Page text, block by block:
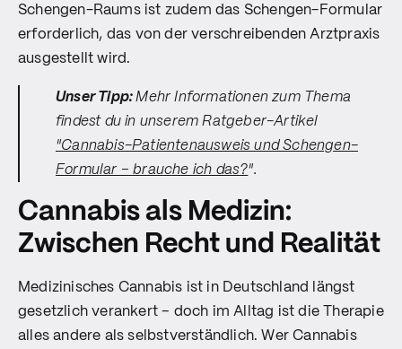
Schengen-Raums ist zudem das Schengen-Formular
erforderlich, das von der verschreibenden Arztpraxis
ausgestellt wird.
Unser Tipp:Mehr Informationen zum Thema
findest du in unserem Ratgeber-Artikel
"Cannabis-Patientenausweis und Schengen-
Formular – brauche ich das?".
Cannabis als Medizin:
Zwischen Recht und Realität
Medizinisches Cannabis ist in Deutschland längst
gesetzlich verankert – doch im Alltag ist die Therapie
alles andere als selbstverständlich. Wer Cannabis